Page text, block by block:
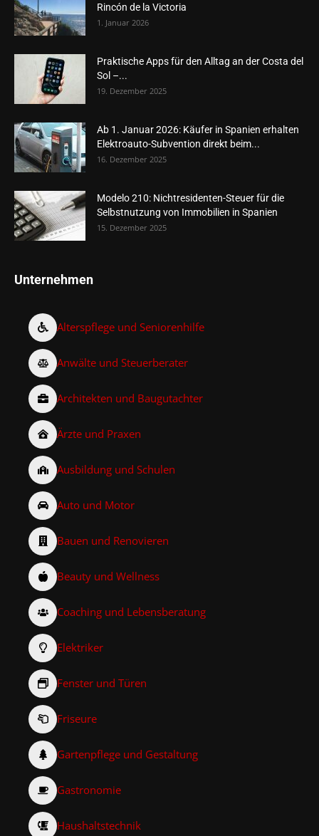
Rincón de la Victoria
1. Januar 2026
Praktische Apps für den Alltag an der Costa del
Sol –...
19. Dezember 2025
Ab 1. Januar 2026: Käufer in Spanien erhalten
Elektroauto-Subvention direkt beim...
16. Dezember 2025
Modelo 210: Nichtresidenten-Steuer für die
Selbstnutzung von Immobilien in Spanien
15. Dezember 2025
Unternehmen
Alterspflege und Seniorenhilfe
Anwälte und Steuerberater
Architekten und Baugutachter
Ärzte und Praxen
Ausbildung und Schulen
Auto und Motor
Bauen und Renovieren
Beauty und Wellness
Coaching und Lebensberatung
Elektriker
Fenster und Türen
Friseure
Gartenpflege und Gestaltung
Gastronomie
Haushaltstechnik